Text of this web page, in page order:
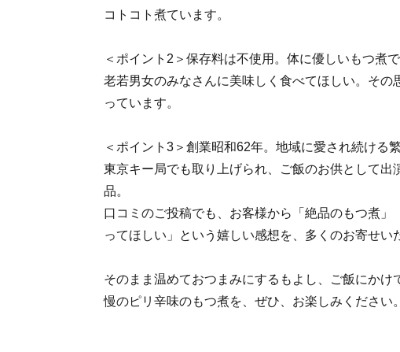
コトコト煮ています。
＜ポイント2＞保存料は不使用。体に優しいもつ煮で
老若男女のみなさんに美味しく食べてほしい。その
っています。
＜ポイント3＞創業昭和62年。地域に愛され続ける
東京キー局でも取り上げられ、ご飯のお供として出
品。
口コミのご投稿でも、お客様から「絶品のもつ煮」
ってほしい」という嬉しい感想を、多くのお寄せい
そのまま温めておつまみにするもよし、ご飯にかけ
慢のピリ辛味のもつ煮を、ぜひ、お楽しみください。